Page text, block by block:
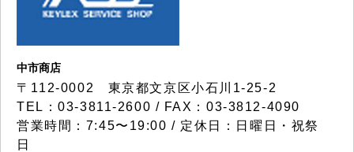
中市商店
〒112-0002 東京都文京区小石川1-25-2
TEL：03-3811-2600 / FAX：03-3812-4090
営業時間：7:45〜19:00 / 定休日：日曜日・祝祭
日